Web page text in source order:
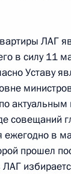
ЛАГ
в силу 11
Уставу
в
прошел